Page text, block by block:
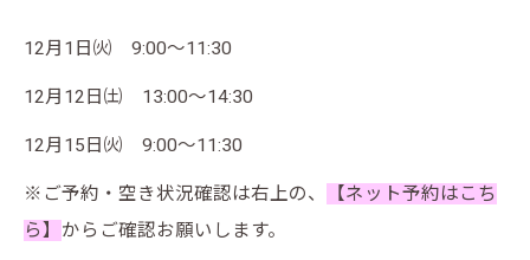
12月1日㈫ 9:00～11:30
12月12日㈯ 13:00～14:30
12月15日㈫ 9:00～11:30
※ご予約・空き状況確認は右上の、
【ネット予約はこち
ら】 からご確認お願いします。